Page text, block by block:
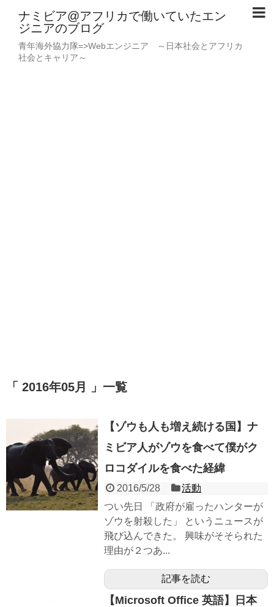
ナミビア@アフリカで働いていたエン
ジニアのブログ
青年海外協力隊=>Webエンジニア ～日本社会とアフリカ
社会とキャリア～
「 2016年05月 」一覧
【ゾウも人も増え続ける国】ナ
ミビア人がゾウを食べて僕がク
ロコダイルを食べた経緯
2016/5/28
活動
つい先日 「政府が雇ったハンターが
ゾウを射殺した」 というニュースが
飛び込んできた。 興味がそそられた
理由が２つあ...
記事を読む
【Microsoft Office 英語】日本